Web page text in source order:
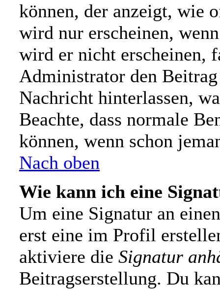
können, der anzeigt, wie
wird nur erscheinen,
wird er nicht erscheinen,
Administrator den
Nachricht hinterlassen,
Beachte, dass normale
können, wenn schon
Nach oben
Wie kann ich eine
Um eine Signatur an
erst eine im Profil
aktiviere die Signatur
Beitragserstellung. Du